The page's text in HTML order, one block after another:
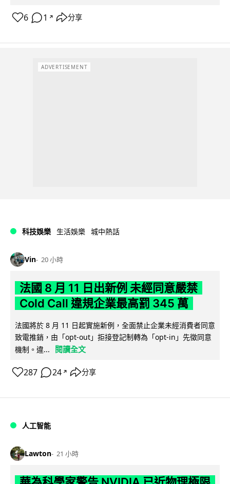
6 1 ↗ 分享
ADVERTISEMENT
科技娛樂 生活娛樂 城中熱話
Vin 20 小時
法國 8 月 11 日出新例 未經同意嚴禁
Cold Call 違規企業最高罰 345 萬
法國將於 8 月 11 日起實施新例，全面禁止企業未經消費者同意
致電推銷，由「opt-out」拒接登記制轉為「opt-in」先徵同意
機制。違...
閱讀全文
287 24 ↗ 分享
人工智能
Lawton 21 小時